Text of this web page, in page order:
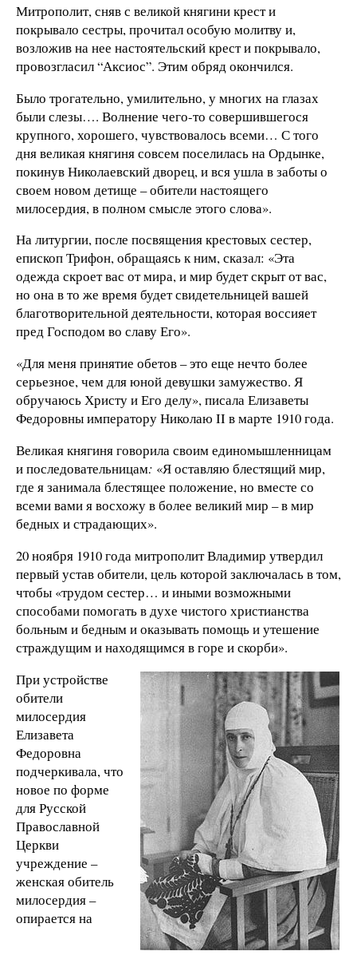
Митрополит, сняв с великой княгини крест и
покрывало сестры, прочитал особую молитву и,
возложив на нее настоятельский крест и покрывало,
провозгласил “Аксиос”. Этим обряд окончился.
Было трогательно, умилительно, у многих на глазах
были слезы…. Волнение чего-то совершившегося
крупного, хорошего, чувствовалось всеми… С того
дня великая княгиня совсем поселилась на Ордынке,
покинув Николаевский дворец, и вся ушла в заботы о
своем новом детище – обители настоящего
милосердия, в полном смысле этого слова».
На литургии, после посвящения крестовых сестер,
епископ Трифон, обращаясь к ним, сказал: «Эта
одежда скроет вас от мира, и мир будет скрыт от вас,
но она в то же время будет свидетельницей вашей
благотворительной деятельности, которая воссияет
пред Господом во славу Его».
«Для меня принятие обетов – это еще нечто более
серьезное, чем для юной девушки замужество. Я
обручаюсь Христу и Его делу», писала Елизаветы
Федоровны императору Николаю II в марте 1910 года.
Великая княгиня говорила своим единомышленницам
и последовательницам: «Я оставляю блестящий мир,
где я занимала блестящее положение, но вместе со
всеми вами я восхожу в более великий мир – в мир
бедных и страдающих».
20 ноября 1910 года митрополит Владимир утвердил
первый устав обители, цель которой заключалась в том,
чтобы «трудом сестер… и иными возможными
способами помогать в духе чистого христианства
больным и бедным и оказывать помощь и утешение
страждущим и находящимся в горе и скорби».
При устройстве
обители
милосердия
Елизавета
Федоровна
подчеркивала, что
новое по форме
для Русской
Православной
Церкви
учреждение –
женская обитель
милосердия –
опирается на